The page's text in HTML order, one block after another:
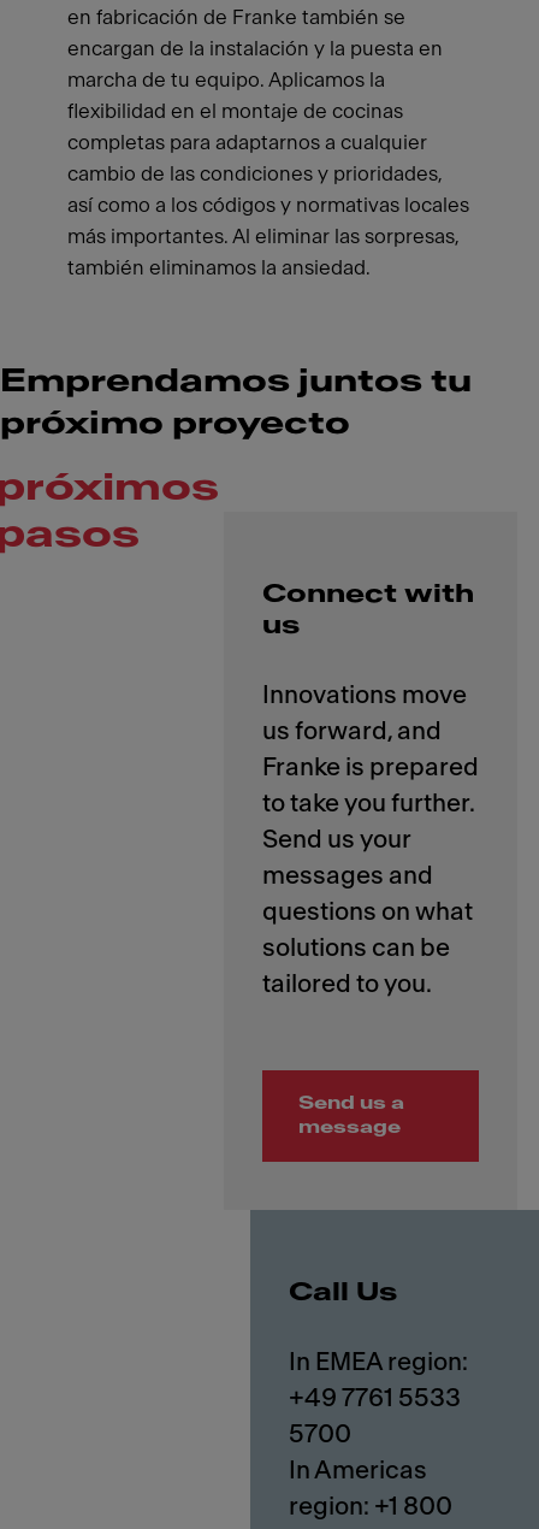
en fabricación de Franke también se
encargan de la instalación y la puesta en
marcha de tu equipo. Aplicamos la
flexibilidad en el montaje de cocinas
completas para adaptarnos a cualquier
cambio de las condiciones y prioridades,
así como a los códigos y normativas locales
más importantes. Al eliminar las sorpresas,
también eliminamos la ansiedad.
Emprendamos juntos tu
próximo proyecto
Connect with
us
Innovations move
us forward, and
Franke is prepared
to take you further.
Send us your
messages and
questions on what
solutions can be
Send us a
message
Call Us
In EMEA region:
+49 7761 5533
5700
In Americas
region: +1 800